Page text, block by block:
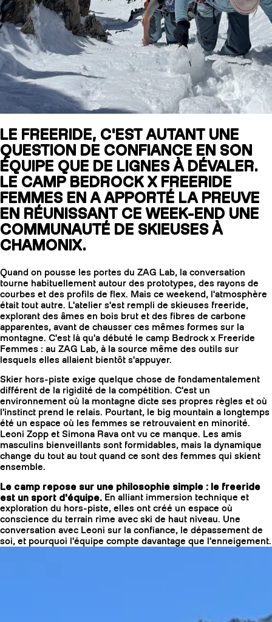
SLAP 104
LITE
SLAP 92
UBAC 102
BÂTONS
COUTEAUX
LE FREERIDE, C'EST AUTANT UNE
QUESTION DE CONFIANCE EN SON
ÉQUIPE QUE DE LIGNES À DÉVALER.
LE CAMP BEDROCK X FREERIDE
FEMMES EN A APPORTÉ LA PREUVE
EN RÉUNISSANT CE WEEK-END UNE
COMMUNAUTÉ DE SKIEUSES À
CHAMONIX.
Quand on pousse les portes du ZAG Lab, la conversation
tourne habituellement autour des prototypes, des rayons de
courbes et des profils de flex. Mais ce weekend, l'atmosphère
était tout autre. L'atelier s'est rempli de skieuses freeride,
explorant des âmes en bois brut et des fibres de carbone
apparentes, avant de chausser ces mêmes formes sur la
montagne. C'est là qu'a débuté le camp Bedrock x Freeride
Femmes : au ZAG Lab, à la source même des outils sur
lesquels elles allaient bientôt s'appuyer.
Skier hors-piste exige quelque chose de fondamentalement
différent de la rigidité de la compétition. C'est un
environnement où la montagne dicte ses propres règles et où
l'instinct prend le relais. Pourtant, le big mountain a longtemps
été un espace où les femmes se retrouvaient en minorité.
Leoni Zopp et Simona Rava ont vu ce manque. Les amis
masculins bienveillants sont formidables, mais la dynamique
change du tout au tout quand ce sont des femmes qui skient
ensemble.
Le camp repose sur une philosophie simple : le freeride
est un sport d'équipe. En alliant immersion technique et
exploration du hors-piste, elles ont créé un espace où
conscience du terrain rime avec ski de haut niveau. Une
conversation avec Leoni sur la confiance, le dépassement de
soi, et pourquoi l'équipe compte davantage que l'enneigement.